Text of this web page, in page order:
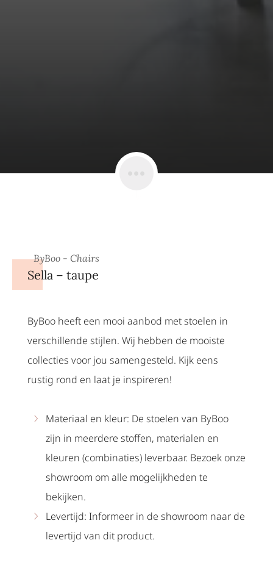
ByBoo - Chairs
Sella – taupe
ByBoo heeft een mooi aanbod met stoelen in
verschillende stijlen. Wij hebben de mooiste
collecties voor jou samengesteld. Kijk eens
rustig rond en laat je inspireren!
Materiaal en kleur: De stoelen van ByBoo
zijn in meerdere stoffen, materialen en
kleuren (combinaties) leverbaar. Bezoek onze
showroom om alle mogelijkheden te
bekijken.
Levertijd: Informeer in de showroom naar de
levertijd van dit product.